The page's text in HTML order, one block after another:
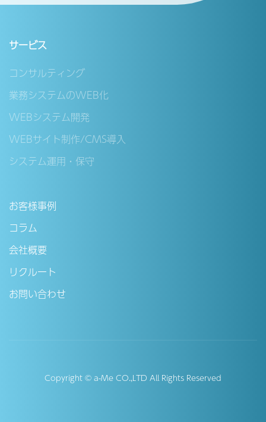
サービス
コンサルティング
業務システムのWEB化
WEBシステム開発
WEBサイト制作/CMS導入
システム運用・保守
お客様事例
コラム
会社概要
リクルート
お問い合わせ
Copyright © a-Me CO.,LTD All Rights Reserved